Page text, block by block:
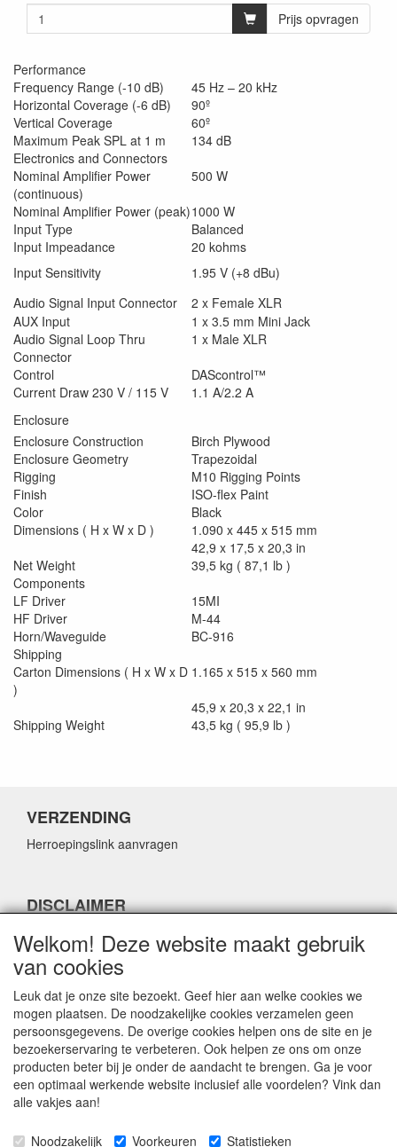
Prijs opvragen
Performance
Frequency Range (-10 dB)
45 Hz – 20 kHz
Horizontal Coverage (-6 dB)
90º
Vertical Coverage
60º
Maximum Peak SPL at 1 m
134 dB
Electronics and Connectors
Nominal Amplifier Power
(continuous)
500 W
Nominal Amplifier Power (peak)1000 W
Input Type
Balanced
Input Impeadance
20 kohms
Input Sensitivity
1.95 V (+8 dBu)
Audio Signal Input Connector
2 x Female XLR
AUX Input
1 x 3.5 mm Mini Jack
Audio Signal Loop Thru
Connector
1 x Male XLR
Control
DAScontrol™
Current Draw 230 V / 115 V
1.1 A/2.2 A
Enclosure
Enclosure Construction
Birch Plywood
Enclosure Geometry
Trapezoidal
Rigging
M10 Rigging Points
Finish
ISO-flex Paint
Color
Black
Dimensions ( H x W x D )
1.090 x 445 x 515 mm
42,9 x 17,5 x 20,3 in
Net Weight
39,5 kg ( 87,1 lb )
Components
LF Driver
15MI
HF Driver
M-44
Horn/Waveguide
BC-916
Shipping
Carton Dimensions ( H x W x D
)
1.165 x 515 x 560 mm
45,9 x 20,3 x 22,1 in
Shipping Weight
43,5 kg ( 95,9 lb )
VERZENDING
Herroepingslink aanvragen
DISCLAIMER
Herroepingslink aanvragen
CONTACTGEGEVENS
Fabulous Sales
Grotestraat 69C
5141 JN Waalwijk
E-mail:info@fabuloussales.nl
Welkom! Deze website maakt gebruik
van cookies
Leuk dat je onze site bezoekt. Geef hier aan welke cookies we
mogen plaatsen. De noodzakelijke cookies verzamelen geen
persoonsgegevens. De overige cookies helpen ons de site en je
bezoekerservaring te verbeteren. Ook helpen ze ons om onze
producten beter bij je onder de aandacht te brengen. Ga je voor
een optimaal werkende website inclusief alle voordelen? Vink dan
alle vakjes aan!
Noodzakelijk Voorkeuren Statistieken